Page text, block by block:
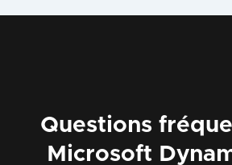
Questions
Microsoft